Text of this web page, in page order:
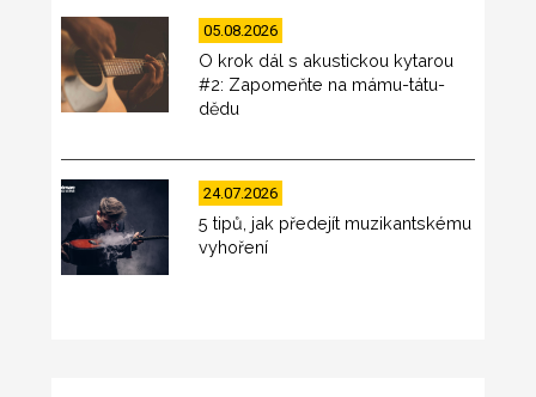
05.08.2026
O krok dál s akustickou kytarou
#2: Zapomeňte na mámu-tátu-
dědu
24.07.2026
5 tipů, jak předejít muzikantskému
vyhoření